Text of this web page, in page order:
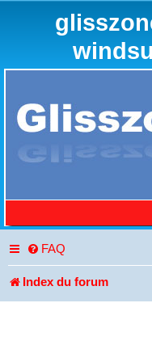
FAQ
Index du forum